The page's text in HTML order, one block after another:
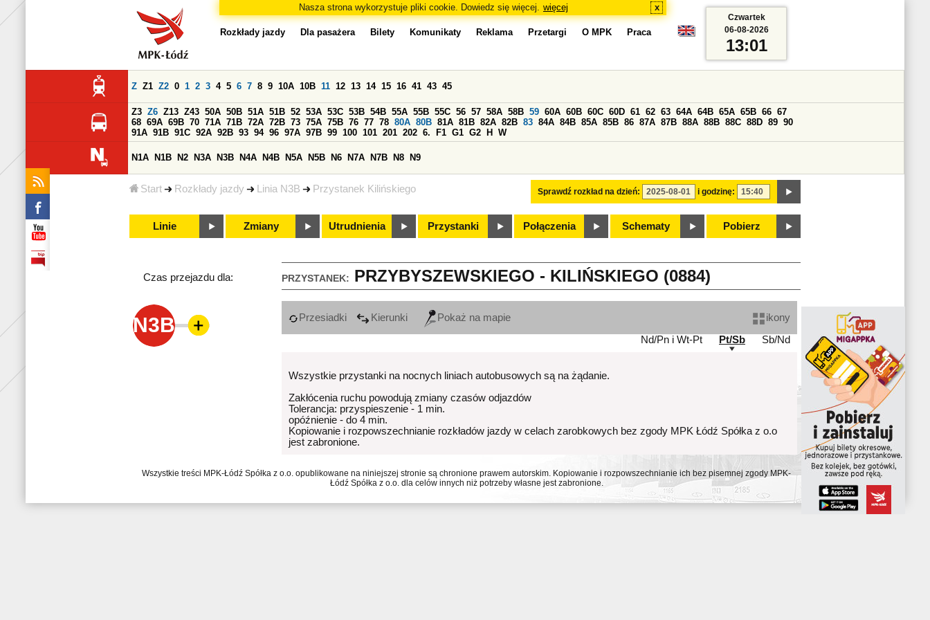
Nasza strona wykorzystuje pliki cookie. Dowiedz się więcej. więcej x
Start Rozkłady jazdy Linia N3B Przystanek Kilińskiego
Rozkłady jazdy Dla pasażera Bilety Komunikaty Reklama Przetargi O MPK Praca
Sprawdź rozkład na dzień: i godzinę:
Z Z1 Z2 0 1 2 3 4 5 6 7 8 9 10A 10B 11 12 13 14 15 16 41 43 45
Z3 Z6 Z13 Z43 50A 50B 51A 51B 52 53A 53C 53B 54B 55A 55B 55C 56 57 58A 58B 59 60A 60B 60C 60D 61 62 63 64A 64B 65A 65B 66 67
68 69A 69B 70 71A 71B 72A 72B 73 75A 75B 76 77 78 80A 80B 81A 81B 82A 82B 83 84A 84B 85A 85B 86 87A 87B 88A 88B 88C 88D 89 90
91A 91B 91C 92A 92B 93 94 96 97A 97B 99 100 101 201 202 6. F1 G1 G2 H W
N1A N1B N2 N3A N3B N4A N4B N5A N5B N6 N7A N7B N8 N9
Linie Zmiany Utrudnienia Przystanki Połączenia Schematy Pobierz
Czwartek
06-08-2026
13:01
PRZYSTANEK: PRZYBYSZEWSKIEGO - KILIŃSKIEGO (0884)
Czas przejazdu dla:
N3B Przesiadki Kierunki Pokaż na mapie
ikony
Nd/Pn i Wt-Pt
Pt/Sb Sb/Nd
Wszystkie przystanki na nocnych liniach autobusowych są na żądanie.
Zakłócenia ruchu powodują zmiany czasów odjazdów
Tolerancja: przyspieszenie - 1 min.
opóźnienie - do 4 min.
Kopiowanie i rozpowszechnianie rozkładów jazdy w celach zarobkowych bez zgody MPK Łódź Spółka z o.o
jest zabronione.
Wszystkie treści MPK-Łódź Spółka z o.o. opublikowane na niniejszej stronie są chronione prawem autorskim. Kopiowanie i rozpowszechnianie ich bez pisemnej zgody MPK-
Łódź Spółka z o.o. dla celów innych niż potrzeby własne jest zabronione.